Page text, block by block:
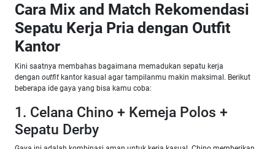
Cara Mix and Match Rekomendasi
Sepatu Kerja Pria dengan Outfit
Kantor
Kini saatnya membahas bagaimana memadukan sepatu kerja
dengan outfit kantor kasual agar tampilanmu makin maksimal. Berikut
beberapa ide gaya yang bisa kamu coba:
1. Celana Chino + Kemeja Polos +
Sepatu Derby